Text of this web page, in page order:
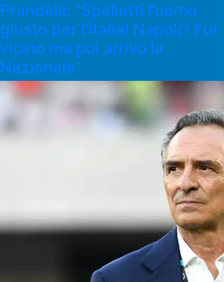
Prandelli: “Spalletti l’uomo
giusto per l’Italia! Napoli? Fui
vicino ma poi arrivò la
Nazionale”